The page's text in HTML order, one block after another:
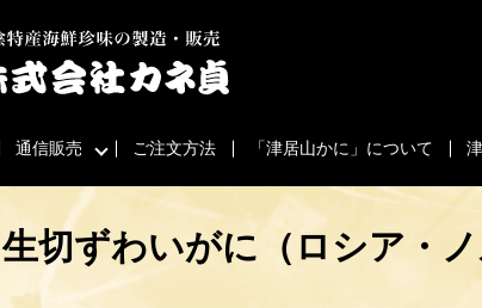
通信販売 ご注文方法 「津居山かに」について
生切ずわいがに（ロシア・